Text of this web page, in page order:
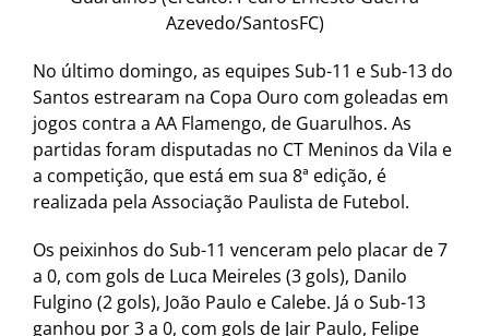
Azevedo/SantosFC)
No último domingo, as equipes Sub-11 e Sub-13 do
Santos estrearam na Copa Ouro com goleadas em
jogos contra a AA Flamengo, de Guarulhos. As
partidas foram disputadas no CT Meninos da Vila e
a competição, que está em sua 8ª edição, é
realizada pela Associação Paulista de Futebol.
Os peixinhos do Sub-11 venceram pelo placar de 7
a 0, com gols de Luca Meireles (3 gols), Danilo
Fulgino (2 gols), João Paulo e Calebe. Já o Sub-13
ganhou por 3 a 0, com gols de Jair Paulo, Felipe